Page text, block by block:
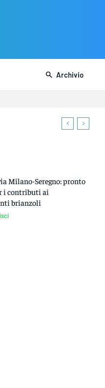
Archivio
Milano-Seregno: pronto
i contributi ai
brianzoli